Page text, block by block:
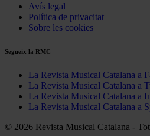
Avís legal
Política de privacitat
Sobre les cookies
Segueix la RMC
La Revista Musical Catalana a
La Revista Musical Catalana a
La Revista Musical Catalana a
La Revista Musical Catalana a
© 2026 Revista Musical Catalana -